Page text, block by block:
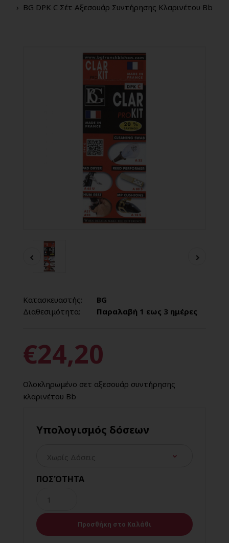
BG DPK C Σέτ Αξεσουάρ Συντήρησης Κλαρινέτου Bb
Κατασκευαστής:
BG
Διαθεσιμότητα:
Παραλαβή 1 εως 3 ημέρες
€24,20
Ολοκληρωμένο σετ αξεσουάρ συντήρησης
κλαρινέτου Bb
Υπολογισμός δόσεων
ΠΟΣΌΤΗΤΑ